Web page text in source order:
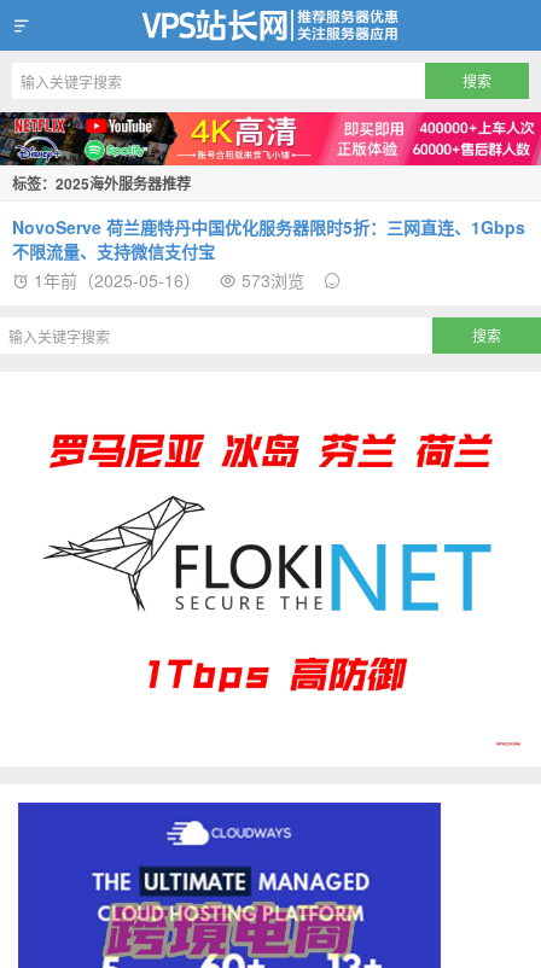
VPS站长网
标签：2025海外服务器推荐
NovoServe 荷兰鹿特丹中国优化服务器限时5折：三网直连、1Gbps
不限流量、支持微信支付宝
1年前（2025-05-16）
573浏览